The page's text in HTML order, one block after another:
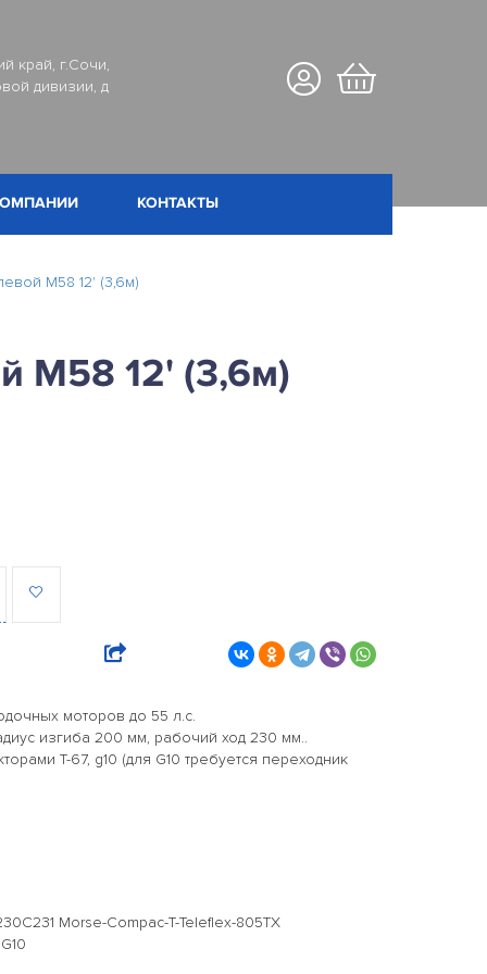
край, г.Сочи,
дивизии, д
КОНТАКТЫ
М58 12' (3,6м)
М58 12' (3,6м)
моторов до 55 л.с.
изгиба 200 мм, рабочий ход 230 мм..
T-67, g10 (для G10 требуется переходник
Morse-Compac-T-Teleflex-805TX